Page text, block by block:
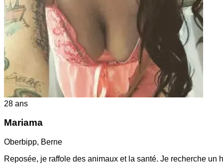
28 ans
Mariama
Oberbipp, Berne
Reposée, je raffole des animaux et la santé. Je recherche un